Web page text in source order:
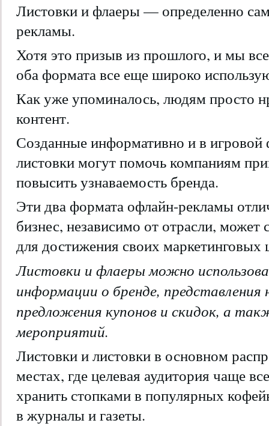
Листовки и флаеры — определенно
рекламы.
Хотя это призыв из прошлого, и мы
оба формата все еще широко
Как уже упоминалось, людям просто
контент.
Созданные информативно и в игровой
листовки могут помочь компаниям
повысить узнаваемость бренда.
Эти два формата офлайн-рекламы
бизнес, независимо от отрасли, может
для достижения своих маркетинговых
Листовки и флаеры можно
информации о бренде, представления
предложения купонов и скидок, а
мероприятий.
Листовки и листовки в основном
местах, где целевая аудитория чаще
хранить стопками в популярных
в журналы и газеты.